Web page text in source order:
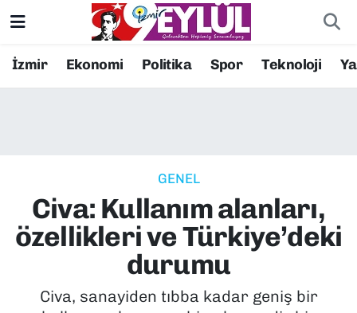
İzmir Ekonomi Politika Spor Teknoloji
GENEL
Civa: Kullanım alanları,
özellikleri ve Türkiye’deki
durumu
Civa, sanayiden tıbba kadar geniş bir
Resmi İlanlar
EKONOMİ
KÜLTÜR SANAT
MAGAZİN
Konak Nöbetçi Eczaneler
Süper Lig Puan Durumu ve Fikstür
Tüm Manşetler
Son Dakika Haberleri
Haber Arşivi